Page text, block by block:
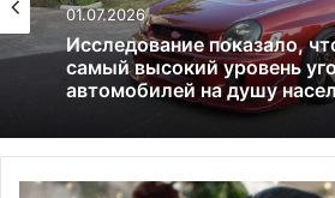
Все новости
01.07.2026
13.06.2025
Америка имеет огромный